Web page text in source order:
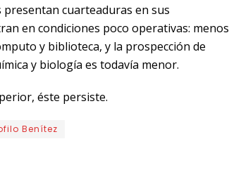
presentan cuarteaduras en sus
en condiciones poco operativas: menos
y biblioteca, y la prospección de
y biología es todavía menor.
éste persiste.
Benítez